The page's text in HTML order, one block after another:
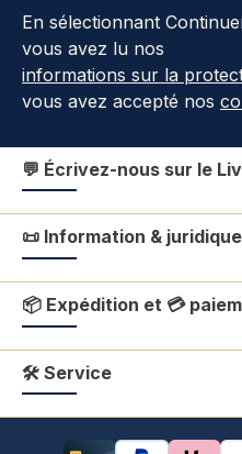
En sélectionnant
vous avez lu nos
informations sur la
vous avez accepté nos
💬 Écrivez-nous sur le
📜 Information & juridique
📦 Expédition et 💳
🛠 Service